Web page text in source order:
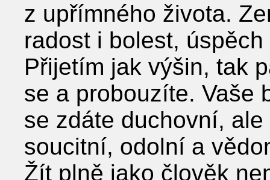
z upřímného života.
radost i bolest,
Přijetím jak výšin, tak
se a probouzíte. Vaše
se zdáte duchovní,
soucitní, odolní a
Žít plně jako člověk